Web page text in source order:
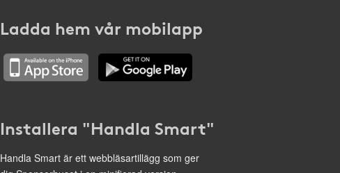
Ladda hem vår mobilapp
Installera "Handla Smart"
Handla Smart är ett webbläsartillägg som ger